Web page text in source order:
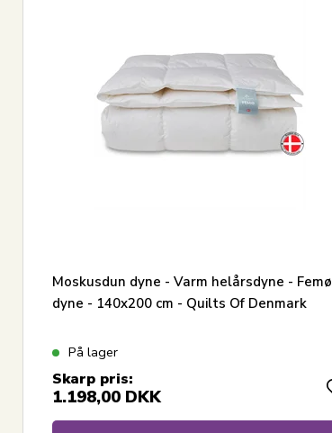
Moskusdun dyne - Varm helårsdyne - Femø
dyne - 140x200 cm - Quilts Of Denmark
På lager
Skarp pris:
1.198,00 DKK